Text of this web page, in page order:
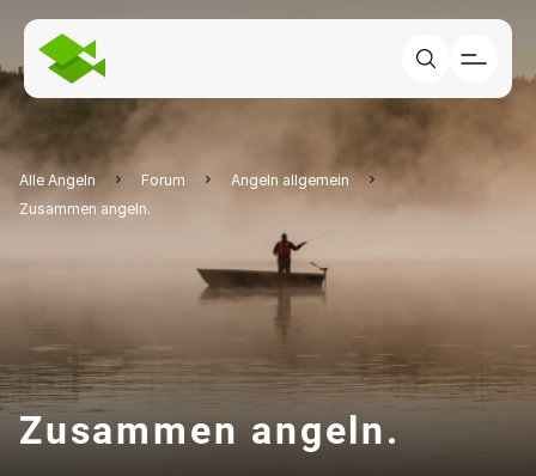
Alle Angeln Forum
Angeln allgemein
Zusammen angeln.
Zusammen angeln.